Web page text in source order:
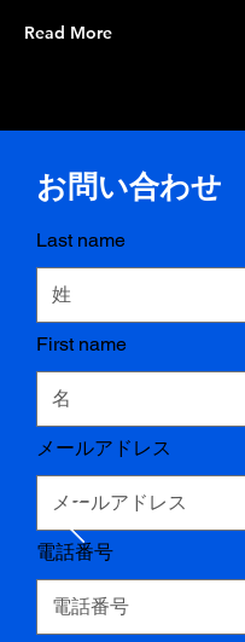
Read More
お問い合わせ
Last name
First name
メールアドレス
電話番号